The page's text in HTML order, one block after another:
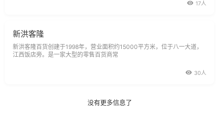
17人
新洪客隆
新洪客隆百货创建于1998年，营业面积约15000平方米，位于八一大道，
江西饭店旁。是一家大型的零售百货商常
30人
没有更多信息了